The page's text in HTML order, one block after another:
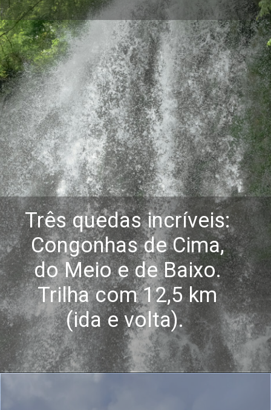
Três quedas incríveis:
Congonhas de Cima,
do Meio e de Baixo.
Trilha com 12,5 km
(ida e volta).